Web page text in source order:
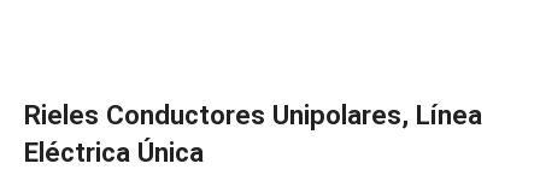
Rieles Conductores Unipolares, Línea
Eléctrica Única